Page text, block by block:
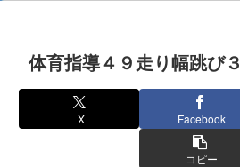
体育指導４９走り幅跳び３
X Facebook
コピー